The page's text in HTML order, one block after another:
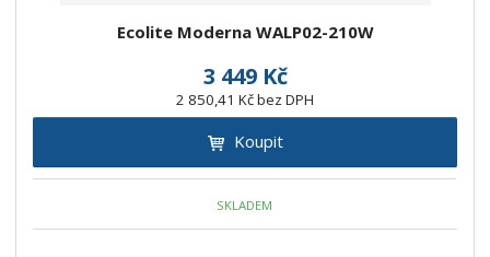
Ecolite Moderna WALP02-210W
3 449 Kč
2 850,41 Kč bez DPH
Koupit
SKLADEM